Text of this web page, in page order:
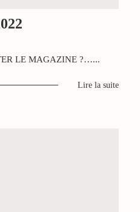
LE MAGAZINE ?…...
Lire la suite